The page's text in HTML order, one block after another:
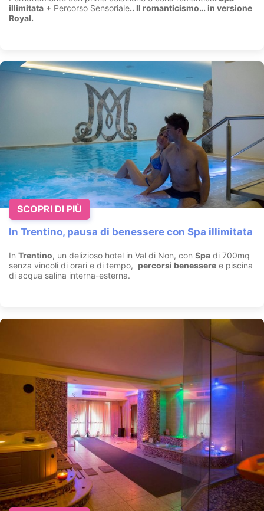
illimitata + Percorso Sensoriale.. Il romanticismo… in versione
Royal.
In Trentino, pausa di benessere con Spa illimitata
In Trentino, un delizioso hotel in Val di Non, con Spa di 700mq
senza vincoli di orari e di tempo, percorsi benessere e piscina
di acqua salina interna-esterna.
SCOPRI DI PIÙ